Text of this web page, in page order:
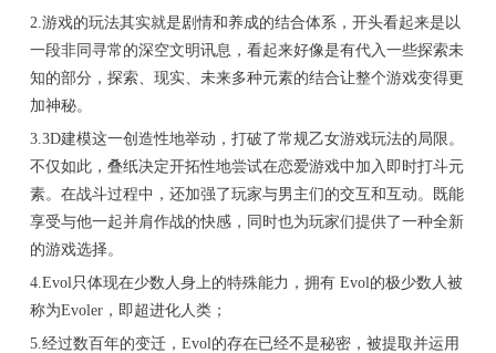
2.游戏的玩法其实就是剧情和养成的结合体系，开头看起来是以
一段非同寻常的深空文明讯息，看起来好像是有代入一些探索未
知的部分，探索、现实、未来多种元素的结合让整个游戏变得更
加神秘。
3.3D建模这一创造性地举动，打破了常规乙女游戏玩法的局限。
不仅如此，叠纸决定开拓性地尝试在恋爱游戏中加入即时打斗元
素。在战斗过程中，还加强了玩家与男主们的交互和互动。既能
享受与他一起并肩作战的快感，同时也为玩家们提供了一种全新
的游戏选择。
4.Evol只体现在少数人身上的特殊能力，拥有 Evol的极少数人被
称为Evoler，即超进化人类；
5.经过数百年的变迁，Evol的存在已经不是秘密，被提取并运用